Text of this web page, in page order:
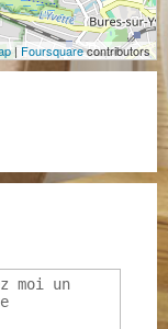
|Foursquarecontributors